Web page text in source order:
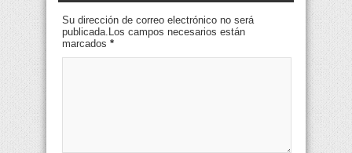
Su dirección de correo electrónico no será
publicada.Los campos necesarios están
marcados *